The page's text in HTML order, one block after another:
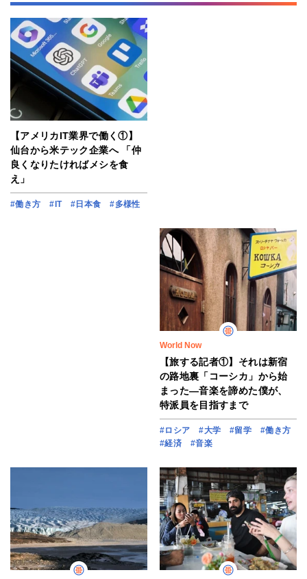
【アメリカIT業界で働く①】
仙台から米テック企業へ 「仲
良くなりたければメシを食
え」
#働き方 #IT #日本食 #多様性
World Now
【旅する記者①】それは新宿
の路地裏「コーシカ」から始
まった―音楽を諦めた僕が、
特派員を目指すまで
#ロシア #大学 #留学
#働き方
#経済
#音楽